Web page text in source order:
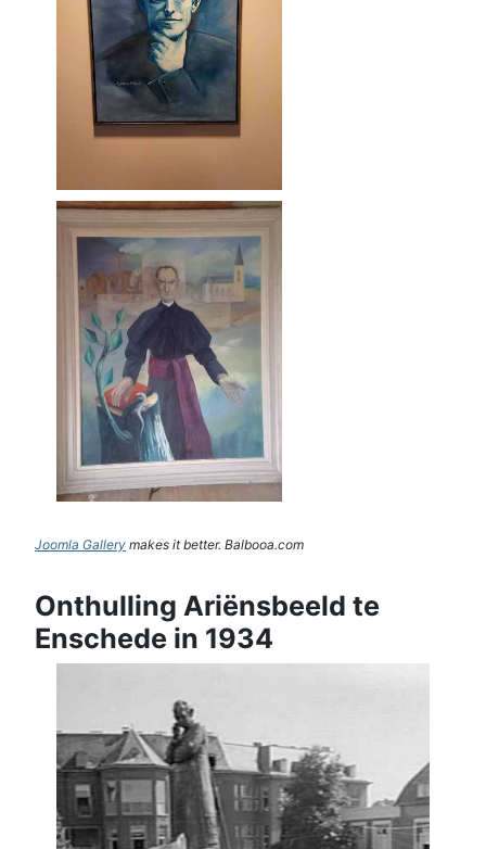
Joomla Gallery makes it better. Balbooa.com
Onthulling Ariënsbeeld te
Enschede in 1934